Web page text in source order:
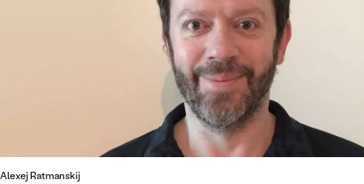
Alexej Ratmanskij